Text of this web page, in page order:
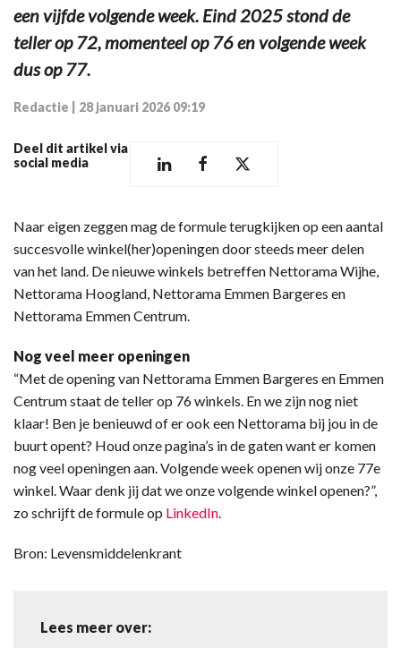
een vijfde volgende week. Eind 2025 stond de
teller op 72, momenteel op 76 en volgende week
dus op 77.
Redactie 28 januari 2026 09:19
Deel dit artikel via
social media
Naar eigen zeggen mag de formule terugkijken op een aantal
succesvolle winkel(her)openingen door steeds meer delen
van het land. De nieuwe winkels betreffen Nettorama Wijhe,
Nettorama Hoogland, Nettorama Emmen Bargeres en
Nettorama Emmen Centrum.
Nog veel meer openingen
“Met de opening van Nettorama Emmen Bargeres en Emmen
Centrum staat de teller op 76 winkels. En we zijn nog niet
klaar! Ben je benieuwd of er ook een Nettorama bij jou in de
buurt opent? Houd onze pagina’s in de gaten want er komen
nog veel openingen aan. Volgende week openen wij onze 77e
winkel. Waar denk jij dat we onze volgende winkel openen?”,
zo schrijft de formule op LinkedIn
Bron: Levensmiddelenkrant
Lees meer over: